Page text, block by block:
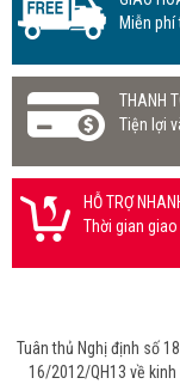
Miễn
THANH
Tiện lợi
HỖ TRỢ
Thời gian
Tuân thủ Nghị định số
16/2012/QH13 về